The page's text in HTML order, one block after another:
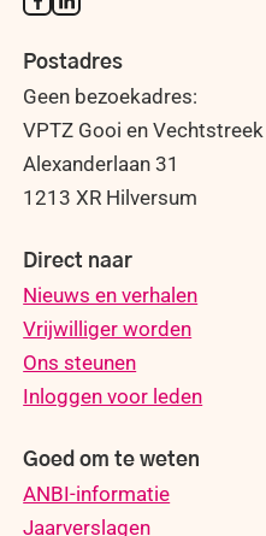
Postadres
Geen bezoekadres:
VPTZ Gooi en Vechtstreek
Alexanderlaan 31
1213 XR Hilversum
Direct naar
Nieuws en verhalen
Vrijwilliger worden
Ons steunen
Inloggen voor leden
Goed om te weten
ANBI-informatie
Jaarverslagen